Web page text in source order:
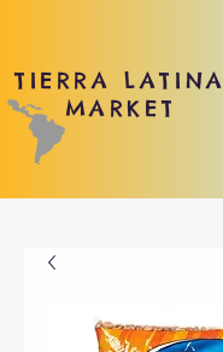
TIERRA LATINA
MARKET